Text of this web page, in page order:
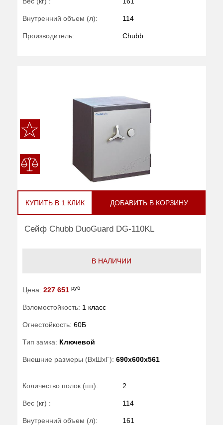
Внутренний объем (л): 114
Производитель: Chubb
КУПИТЬ В 1 КЛИК ДОБАВИТЬ В КОРЗИНУ
Сейф Chubb DuoGuard DG-110KL
В НАЛИЧИИ
Цена: 227 651 руб
Взломостойкость: 1 класс
Огнестойкость: 60Б
Тип замка: Ключевой
Внешние размеры (ВхШхГ): 690x600x561
Количество полок (шт): 2
Вес (кг) : 114
Внутренний объем (л): 161